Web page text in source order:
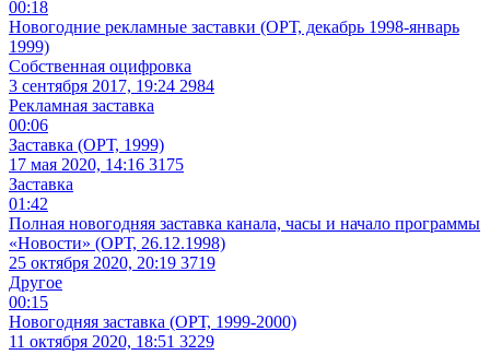
00:18
Новогодние рекламные заставки (ОРТ, декабрь 1998-январь
1999)
Собственная оцифровка
3 сентября 2017, 19:24 2984
Рекламная заставка
00:06
Заставка (ОРТ, 1999)
17 мая 2020, 14:16 3175
Заставка
01:42
Полная новогодняя заставка канала, часы и начало программы
«Новости» (ОРТ, 26.12.1998)
25 октября 2020, 20:19 3719
Другое
00:15
Новогодняя заставка (ОРТ, 1999-2000)
11 октября 2020, 18:51 3229